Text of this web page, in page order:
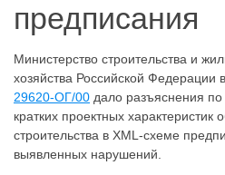
предписания
Министерство строительства и
хозяйства Российской Федерации в
29620-ОГ/00 дало разъяснения
кратких проектных характеристик
строительства в XML-схеме
выявленных нарушений.